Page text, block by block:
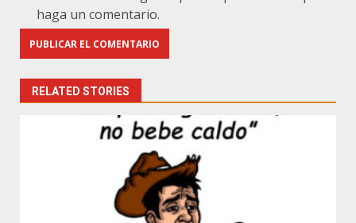
haga un comentario.
RELATED STORIES